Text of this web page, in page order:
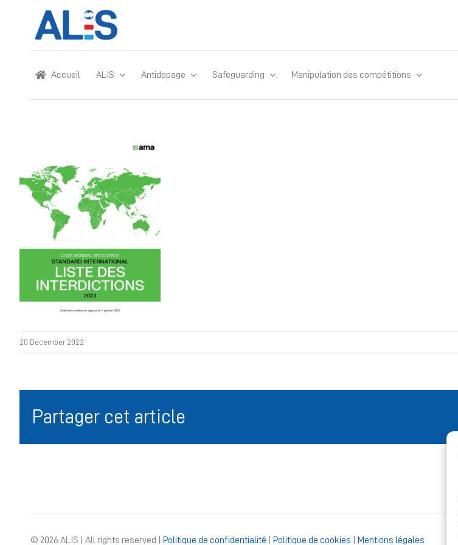
Accueil ALIS Antidopage Safeguarding Manipulation des compétitions
20 December 2022
Partager cet article
© 2026 ALIS | All rights reserved | Politique de confidentialité Politique de cookies Mentions légales